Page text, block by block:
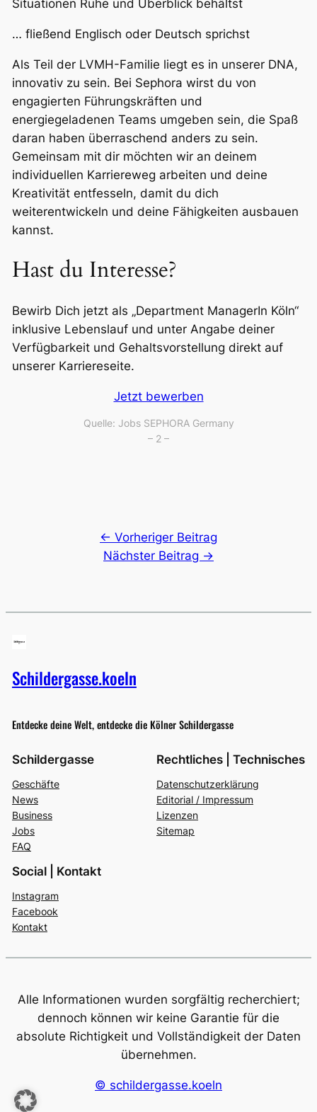
Situationen Ruhe und Überblick behältst
… fließend Englisch oder Deutsch sprichst
Als Teil der LVMH-Familie liegt es in unserer DNA,
innovativ zu sein. Bei Sephora wirst du von
engagierten Führungskräften und
energiegeladenen Teams umgeben sein, die Spaß
daran haben überraschend anders zu sein.
Gemeinsam mit dir möchten wir an deinem
individuellen Karriereweg arbeiten und deine
Kreativität entfesseln, damit du dich
weiterentwickeln und deine Fähigkeiten ausbauen
kannst.
Hast du Interesse?
Bewirb Dich jetzt als „Department ManagerIn Köln“
inklusive Lebenslauf und unter Angabe deiner
Verfügbarkeit und Gehaltsvorstellung direkt auf
unserer Karriereseite.
Jetzt bewerben
Quelle: Jobs SEPHORA Germany
– 2 –
← Vorheriger Beitrag
Nächster Beitrag →
Schildergasse.koeln
Entdecke deine Welt, entdecke die Kölner Schildergasse
Schildergasse
Geschäfte
News
Business
Jobs
FAQ
Rechtliches | Technisches
Datenschutzerklärung
Editorial / Impressum
Lizenzen
Sitemap
Social | Kontakt
Instagram
Facebook
Kontakt
Alle Informationen wurden sorgfältig recherchiert;
dennoch können wir keine Garantie für die
absolute Richtigkeit und Vollständigkeit der Daten
übernehmen.
© schildergasse.koeln